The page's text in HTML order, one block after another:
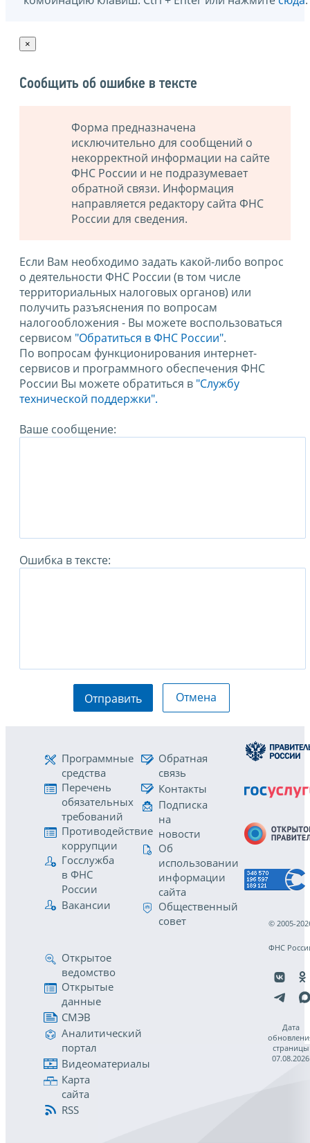
×
Сообщить об ошибке в тексте
Форма предназначена
исключительно для сообщений о
некорректной информации на сайте
ФНС России и не подразумевает
обратной связи. Информация
направляется редактору сайта ФНС
России для сведения.
Если Вам необходимо задать какой-либо вопрос
о деятельности ФНС России (в том числе
территориальных налоговых органов) или
получить разъяснения по вопросам
налогообложения - Вы можете воспользоваться
сервисом "Обратиться в ФНС России".
По вопросам функционирования интернет-
сервисов и программного обеспечения ФНС
России Вы можете обратиться в "Службу
технической поддержки".
Ваше сообщение:
Ошибка в тексте:
Отправить Отмена
Программные
средства
Перечень
обязательных
требований
Противодействие
коррупции
Госслужба
в ФНС
России
Вакансии
Обратная
связь
Контакты
Подписка
на
новости
Об
использовании
информации
сайта
Общественный
совет
Открытое
ведомство
Открытые
данные
СМЭВ
Аналитический
портал
Видеоматериалы
Карта
сайта
RSS
© 2005-
ФНС
Дата
страницы
07.08.2026